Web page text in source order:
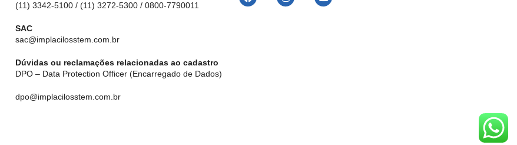
(11) 3342-5100 / (11) 3272-5300 / 0800-7790011
SAC
sac@implacilosstem.com.br
Dúvidas ou reclamações relacionadas ao cadastro
DPO – Data Protection Officer (Encarregado de Dados)
dpo@implacilosstem.com.br